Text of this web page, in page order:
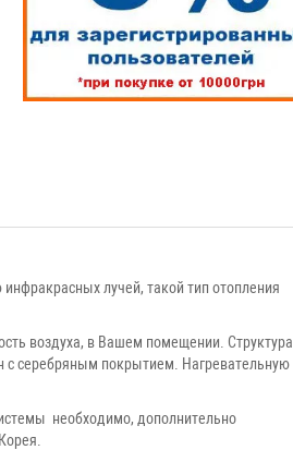
лучей, такой тип отопления
воздуха, в Вашем помещении. Структура
с серебряным покрытием. Нагревательную
необходимо, дополнительно